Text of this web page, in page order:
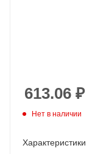
613.06 ₽
Нет в наличии
Характеристики